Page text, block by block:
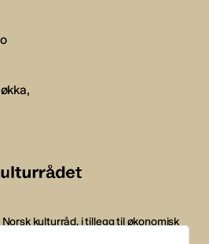
kulturråd, i tillegg til økonomisk
komponistforening og